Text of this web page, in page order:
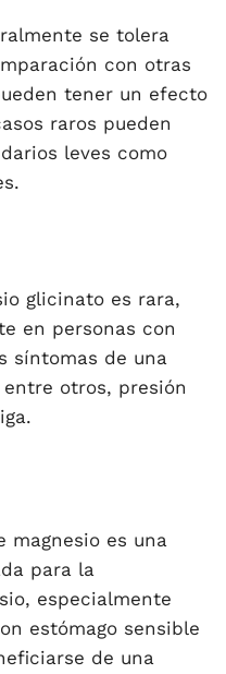
se tolera
con otras
tener un efecto
raros pueden
leves como
glicinato es rara,
en personas con
síntomas de una
otros, presión
magnesio es una
para la
especialmente
estómago sensible
de una